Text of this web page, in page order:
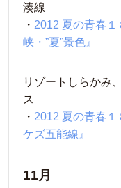
湊線
・ 2012 夏の青春
峡・”夏”景色』
リゾートしらかみ
ス
・ 2012 夏の青春
ケズ五能線』
11月